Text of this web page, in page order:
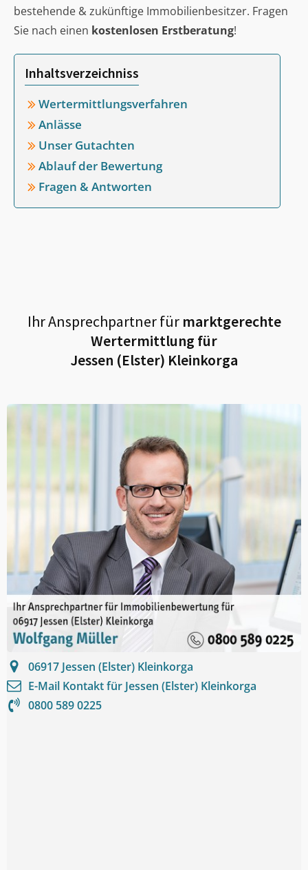
bestehende & zukünftige Immobilienbesitzer. Fragen
Sie nach einen kostenlosen Erstberatung!
Inhaltsverzeichniss
Wertermittlungsverfahren
Anlässe
Unser Gutachten
Ablauf der Bewertung
Fragen & Antworten
Ihr Ansprechpartner fürmarktgerechte
Wertermittlung für
Jessen (Elster) Kleinkorga
06917 Jessen (Elster) Kleinkorga
E-Mail Kontakt für Jessen (Elster) Kleinkorga
0800 589 0225